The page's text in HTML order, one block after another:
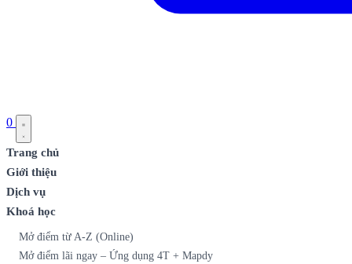
0
Trang chủ
Giới thiệu
Dịch vụ
Khoá học
Mở điểm từ A-Z (Online)
Mở điểm lãi ngay – Ứng dụng 4T + Mapdy